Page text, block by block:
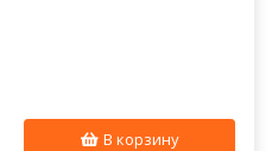
В корзину